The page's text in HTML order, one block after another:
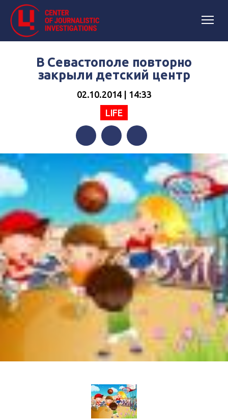
В Севастополе повторно
закрыли детский центр
02.10.2014 | 14:33
LIFE
FacebookTwitterTelegram